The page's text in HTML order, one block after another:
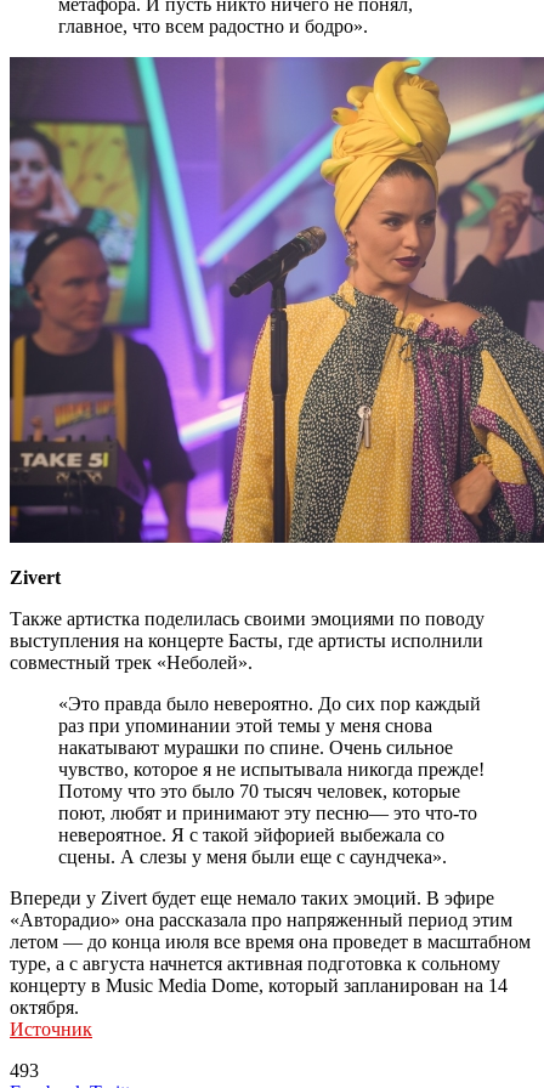
главное, что всем радостно и бодро».
Zivert
Также артистка поделилась своими эмоциями по поводу
выступления на концерте Басты, где артисты исполнили
совместный трек «Неболей».
«Это правда было невероятно. До сих пор каждый
раз при упоминании этой темы у меня снова
накатывают мурашки по спине. Очень сильное
чувство, которое я не испытывала никогда прежде!
Потому что это было 70 тысяч человек, которые
поют, любят и принимают эту песню— это что-то
невероятное. Я с такой эйфорией выбежала со
сцены. А слезы у меня были еще с саундчека».
Впереди у Zivert будет еще немало таких эмоций. В эфире
«Авторадио» она рассказала про напряженный период этим
летом — до конца июля все время она проведет в масштабном
туре, а с августа начнется активная подготовка к сольному
концерту в Music Media Dome, который запланирован на 14
октября.
Источник
493